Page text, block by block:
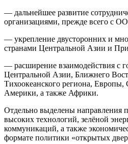
— дальнейшее развитие
организациями, прежде всего с
— укрепление двусторонних и
странами Центральной Азии и
— расширение взаимодействия с
Центральной Азии, Ближнего
Тихоокеанского региона,
Америки, а также Африки.
Отдельно выделены направления
высоких технологий, зелёной
коммуникаций, а также
формате политики «открытых